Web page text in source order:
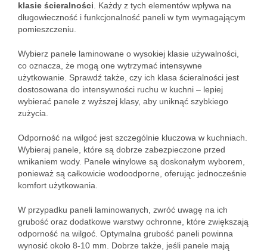
klasie ścieralności . Każdy z tych elementów wpływa na
długowieczność i funkcjonalność paneli w tym wymagającym
pomieszczeniu.
Wybierz panele laminowane o wysokiej klasie używalności,
co oznacza, że mogą one wytrzymać intensywne
użytkowanie. Sprawdź także, czy ich klasa ścieralności jest
dostosowana do intensywności ruchu w kuchni – lepiej
wybierać panele z wyższej klasy, aby uniknąć szybkiego
zużycia.
Odporność na wilgoć jest szczególnie kluczowa w kuchniach.
Wybieraj panele, które są dobrze zabezpieczone przed
wnikaniem wody. Panele winylowe są doskonałym wyborem,
ponieważ są całkowicie wodoodporne, oferując jednocześnie
komfort użytkowania.
W przypadku paneli laminowanych, zwróć uwagę na ich
grubość oraz dodatkowe warstwy ochronne, które zwiększają
odporność na wilgoć. Optymalna grubość paneli powinna
wynosić około 8-10 mm. Dobrze także, jeśli panele mają